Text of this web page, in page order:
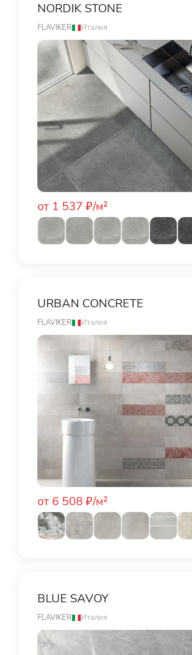
NORDIK STONE
FLAVIKER Италия
от 1 537 ₽/м²
URBAN CONCRETE
FLAVIKER Италия
от 6 508 ₽/м²
BLUE SAVOY
FLAVIKER Италия